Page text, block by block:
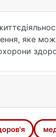
яке
Шевченка,
– "Право